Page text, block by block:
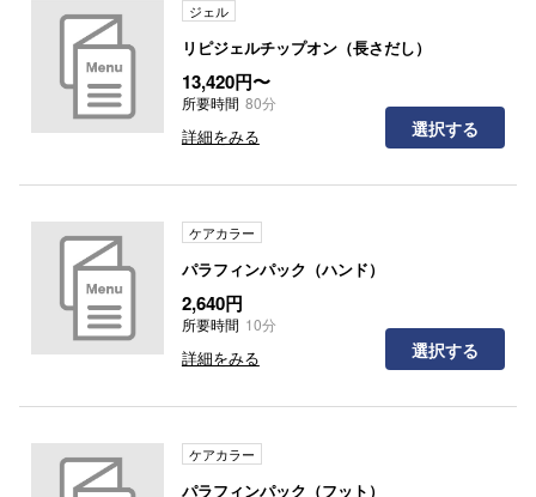
ジェル
リピジェルチップオン（長さだし）
13,420円〜
所要時間 80分
詳細をみる 選択する
ケアカラー
パラフィンパック（ハンド）
2,640円
所要時間 10分
詳細をみる 選択する
ケアカラー
パラフィンパック（フット）